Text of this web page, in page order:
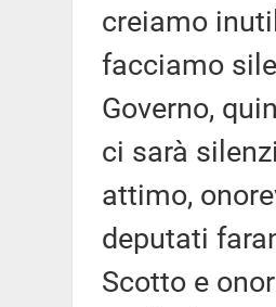
creiamo
facciamo
Governo,
ci sarà
attimo,
deputati
Scotto e